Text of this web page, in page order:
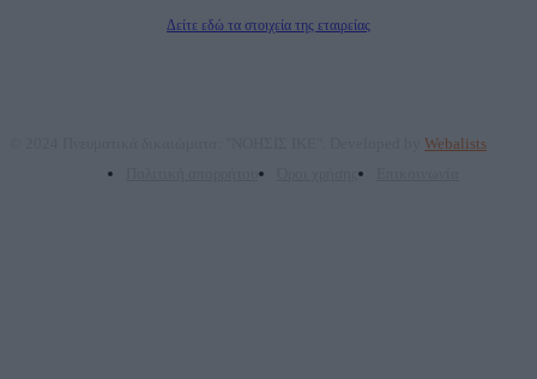
Δείτε εδώ τα στοιχεία της εταιρείας
Webalists